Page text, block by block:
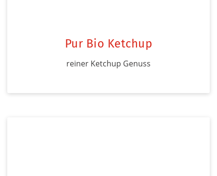
Pur Bio Ketchup
reiner Ketchup Genuss